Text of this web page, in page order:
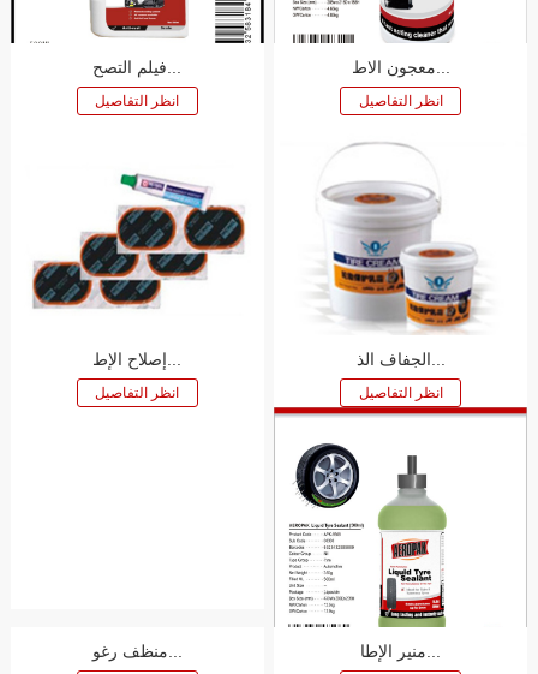
فيلم التصح... معجون الاط...
إصلاح الإط... الجفاف الذ...
منظف ​​رغو... منير الإطا...